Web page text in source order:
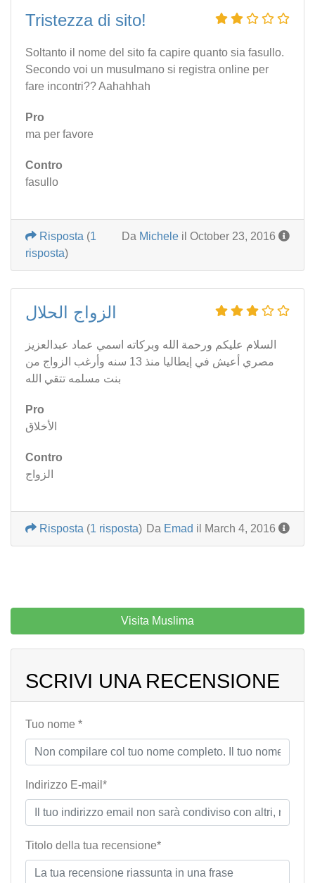
Tristezza di sito!
Soltanto il nome del sito fa capire quanto sia fasullo.
Secondo voi un musulmano si registra online per
fare incontri?? Aahahhah
Pro
ma per favore
Contro
fasullo
Da Michele il October 23, 2016
Risposta (1
risposta)
الزواج الحلال
السلام عليكم ورحمة الله وبركاته اسمي عماد عبدالعزيز
مصري أعيش في إيطاليا منذ 13 سنه وأرغب الزواج من
بنت مسلمه تتقي الله
Pro
الأخلاق
Contro
الزواج
Da Emad il March 4, 2016
Risposta (1 risposta)
Visita Muslima
SCRIVI UNA RECENSIONE
Tuo nome *
Indirizzo E-mail*
Titolo della tua recensione*